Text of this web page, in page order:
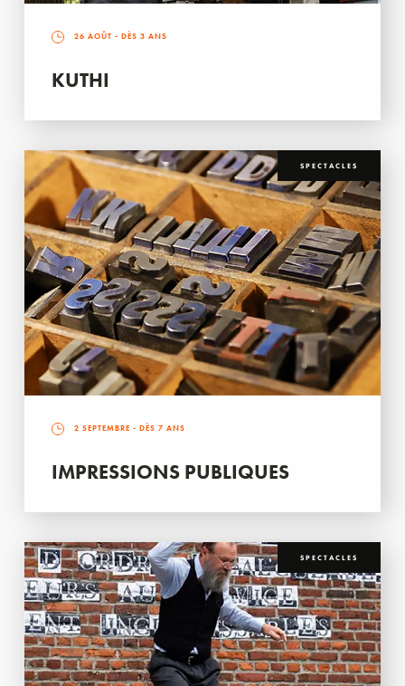
26 AOÛT - DÈS 3 ANS
KUTHI
SPECTACLES
2 SEPTEMBRE - DÈS 7 ANS
IMPRESSIONS PUBLIQUES
SPECTACLES